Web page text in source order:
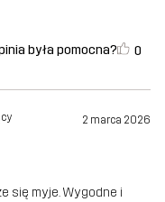
była pomocna? 0
2 marca 2026
się myje. Wygodne i